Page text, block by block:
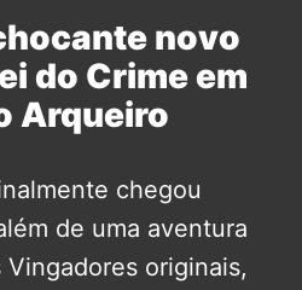
novo
do Crime em
Arqueiro
chegou
de uma aventura
originais,